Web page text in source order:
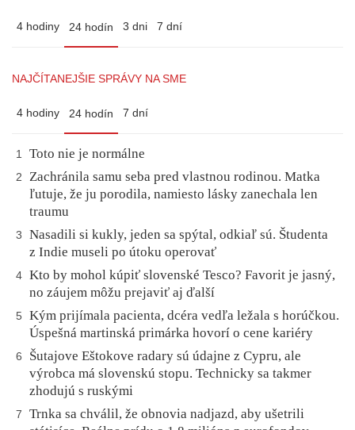
4 hodiny 24 hodín 3 dni 7 dní
NAJČÍTANEJŠIE SPRÁVY NA SME
4 hodiny 24 hodín 7 dní
1 Toto nie je normálne
2
Zachránila samu seba pred vlastnou rodinou. Matka
ľutuje, že ju porodila, namiesto lásky zanechala len
traumu
3
Nasadili si kukly, jeden sa spýtal, odkiaľ sú. Študenta
z Indie museli po útoku operovať
4 Kto by mohol kúpiť slovenské Tesco? Favorit je jasný,
no záujem môžu prejaviť aj ďalší
5
Kým prijímala pacienta, dcéra vedľa ležala s horúčkou.
Úspešná martinská primárka hovorí o cene kariéry
6
Šutajove Eštokove radary sú údajne z Cypru, ale
výrobca má slovenskú stopu. Technicky sa takmer
zhodujú s ruskými
7
Trnka sa chválil, že obnovia nadjazd, aby ušetrili